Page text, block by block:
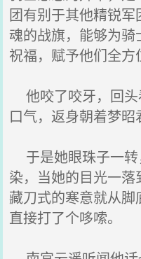
团有别于其他精锐
魂的战旗，能够为
祝福，赋予他们全方
他咬了咬牙，回头
口气，返身朝着梦昭
于是她眼珠子一转
染，当她的目光一
藏刀式的寒意就从
直接打了个哆嗦。